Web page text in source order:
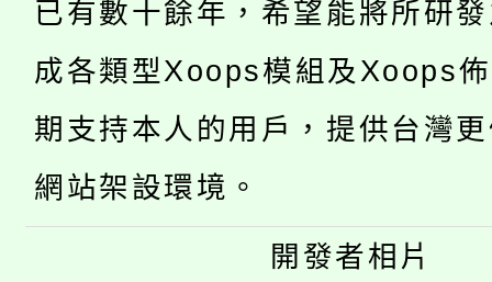
開!
115年桃園市運動會8/
田徑場及游泳池舉行。
桃園市低收入戶享有免
視費優惠，中低收入戶
半價優惠，詳情可洽有
大園自造教育及科技中
份教師增能研習
大溪自造教育及科技中
份教師研習
淨零綠生活教案入校路
已有數十餘年，希望能將所研
成各類型Xoops模組及Xoops
期支持本人的用戶，提供台灣
網站架設環境。
開發者相片